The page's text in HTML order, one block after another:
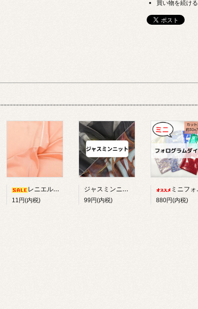
買い物を続ける
レニエル約100cm幅【在庫限り】
11円(内税)
ジャスミンニット【在庫限り】
99円(内税)
ミニフォログラム/ダイヤ【カット済み】
880円(内税)